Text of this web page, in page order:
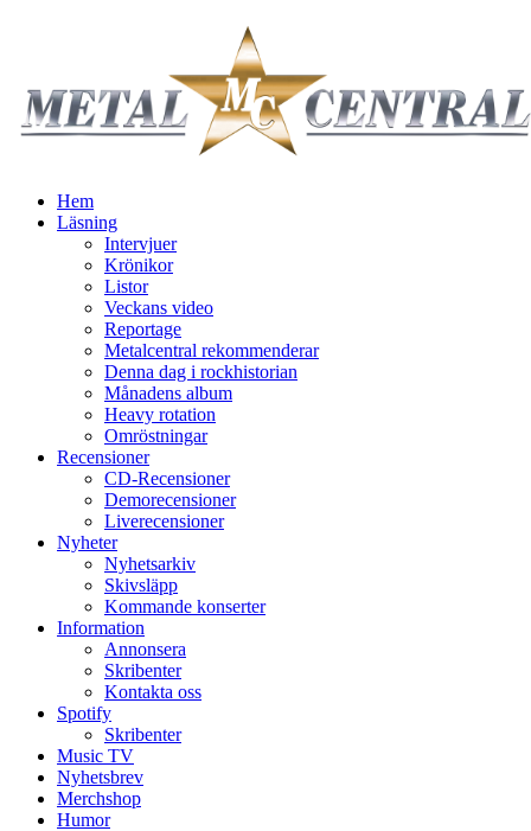
Hem
Läsning
Intervjuer
Krönikor
Listor
Veckans video
Reportage
Metalcentral rekommenderar
Denna dag i rockhistorian
Månadens album
Heavy rotation
Omröstningar
Recensioner
CD-Recensioner
Demorecensioner
Liverecensioner
Nyheter
Nyhetsarkiv
Skivsläpp
Kommande konserter
Information
Annonsera
Skribenter
Kontakta oss
Spotify
Skribenter
Music TV
Nyhetsbrev
Merchshop
Humor